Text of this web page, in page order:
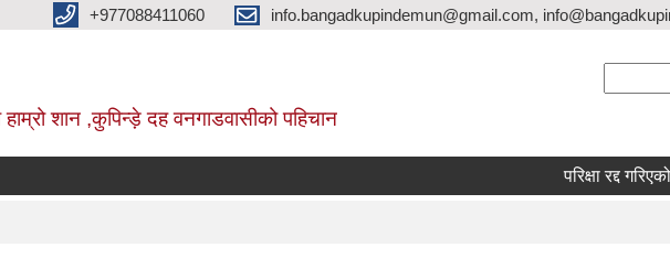
+977088411060 info.bangadkupindemun@gmail.com,
शान ,कुपिन्ड़े दह वनगाडवासीको पहिचान
परिक्षा रद्द गरिएको